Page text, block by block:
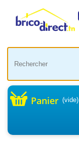
Panier (vide)